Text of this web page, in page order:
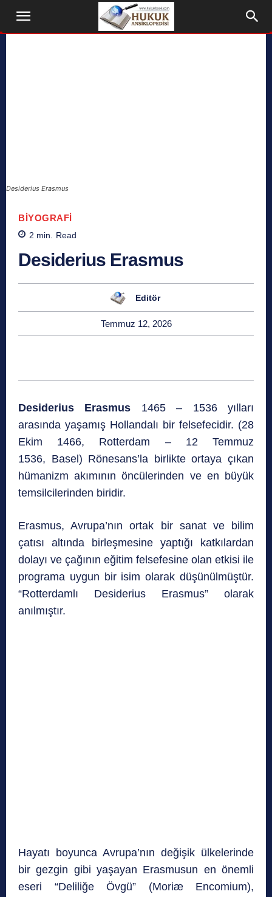
Desiderius Erasmus
BIYOGRAFI
2 min. Read
Desiderius Erasmus
Editör
Temmuz 12, 2026
Desiderius Erasmus 1465 – 1536 yılları
arasında yaşamış Hollandalı bir felsefecidir. (28
Ekim 1466, Rotterdam – 12 Temmuz
1536, Basel) Rönesans’la birlikte ortaya çıkan
hümanizm akımının öncülerinden ve en büyük
temsilcilerinden biridir.
Erasmus, Avrupa’nın ortak bir sanat ve bilim
çatısı altında birleşmesine yaptığı katkılardan
dolayı ve çağının eğitim felsefesine olan etkisi ile
programa uygun bir isim olarak düşünülmüştür.
“Rotterdamlı Desiderius Erasmus” olarak
anılmıştır.
Hayatı boyunca Avrupa’nın değişik ülkelerinde
bir gezgin gibi yaşayan Erasmusun en önemli
eseri “Deliliğe Övgü” (Moriæ Encomium),